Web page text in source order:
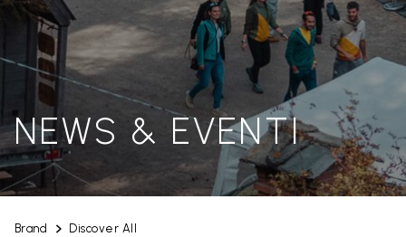
NEWS & EVENTI
Brand Discover All